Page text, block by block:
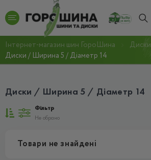
Інтернет-магазин шин ГороШина
Диски
Диски / Ширина 5 / Діаметр 14
Диски / Ширина 5 / Діаметр 14
Фільтр
Не обрано
Товари не знайдені